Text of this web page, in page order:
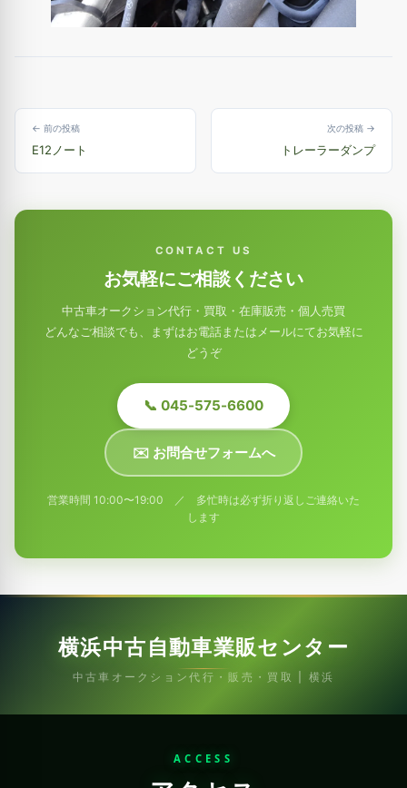
← 前の投稿
E12ノート
次の投稿 →
トレーラーダンプ
CONTACT US
お気軽にご相談ください
中古車オークション代行・買取・在庫販売・個人売買
どんなご相談でも、まずはお電話またはメールにてお気軽に
どうぞ
📞 045-575-6600
✉️ お問合せフォームへ
営業時間 10:00〜19:00 ／ 多忙時は必ず折り返しご連絡いた
します
横浜中古自動車業販センター
中古車オークション代行・販売・買取 | 横浜
ACCESS